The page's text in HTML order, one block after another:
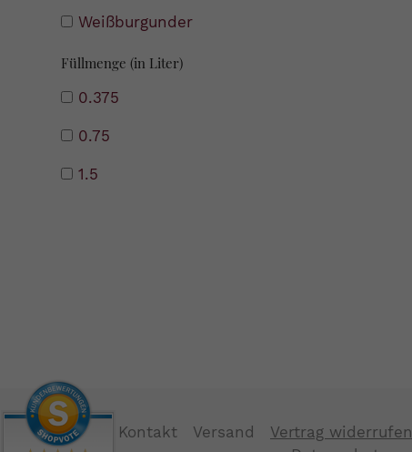
Weißburgunder
Füllmenge (in Liter)
0.375
0.75
1.5
Kontakt Versand Vertrag widerrufen